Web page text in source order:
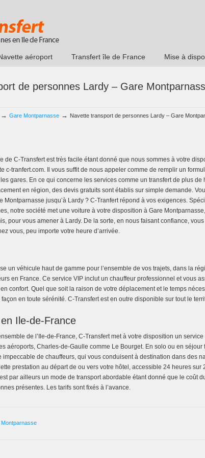
aéroport Transfert île de France Mise à
de personnes Lardy – Gare
→ Gare Montparnasse → Navette transport de personnes Lardy – Gare
de C-Transfert est très facile étant donné que nous sommes à votre
c-tranfert.com. Il vous suffit de nous appeler comme de remplir un
gares. En ce qui concerne les services comme un transfert de plus de
en région, des devis gratuits sont établis sur simple demande.
Montparnasse jusqu’à Lardy ? C-Tranfert répond à vos exigences.
notre société met une voiture à votre disposition à Gare
pour vous amener à Lardy. De la sorte, en nous faisant confiance, vous
vous, peu importe votre heure d’arrivée.
un véhicule haut de gamme pour l’ensemble de vos trajets, dans la
en France. Ce service VIP inclut un chauffeur professionnel et vous
confort. Quel que soit la raison de votre déplacement et le temps
en toute sérénité. C-Transfert est en outre disponible sur tout le
Ile-de-France
de l’Ile-de-France, C-Transfert met à votre disposition un service
aéroports, Charles-de-Gaulle comme Le Bourget. En solo ou en séjour
impeccable de chauffeurs, qui vous conduisent à destination dans des
prestation au départ de ou vers votre hôtel, accessible 24 heures sur
par ailleurs un mode de transport abordable étant donné que le coût
présentes. Les tarifs sont fixés à l’avance.